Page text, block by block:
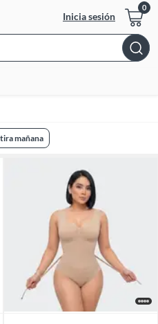
Inicia sesión
Bar
mañana